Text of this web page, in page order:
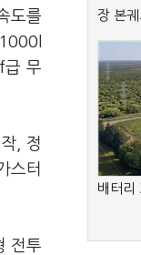
도를
급 무
, 정
스터
전투
장 본
배터리